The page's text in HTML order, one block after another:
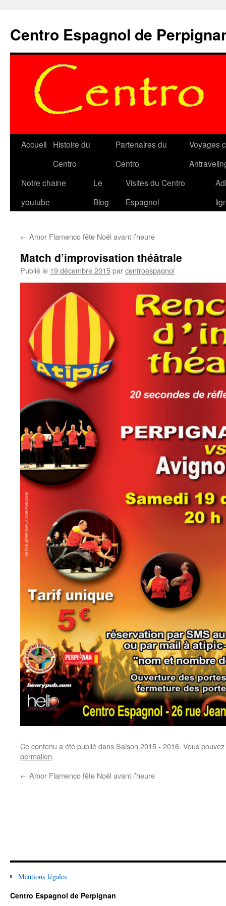
contenu
Centro Espagnol de
Accueil
Histoire du
Centro
Partenaires du
Centro
Voyages
Notre chaine
youtube
Le
Blog
Visites du Centro
Espagnol
← Amor Flamenco fête Noël avant l’heure
Match d’improvisation théâtrale
Publié le 19 décembre 2015parcentroespagnol
Ce contenu a été publié dans Saison 2015 - 2016. Vous
permalien.
← Amor Flamenco fête Noël avant l’heure
Mentions légales
Centro Espagnol de Perpignan